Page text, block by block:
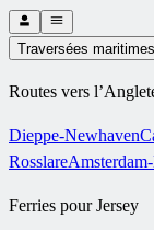
Traversées maritimes
Routes vers
Dieppe-Newhaven
Rosslare
Ferries pour Jersey